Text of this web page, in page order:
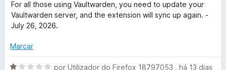
m
e
v
a
a
o
For all those using Vaultwarden, you need to update your
Vaultwarden server, and the extension will sync up again. -
July 26, 2026.
Marcar
A
por Utilizador do Firefox 18797053
há 13 dias